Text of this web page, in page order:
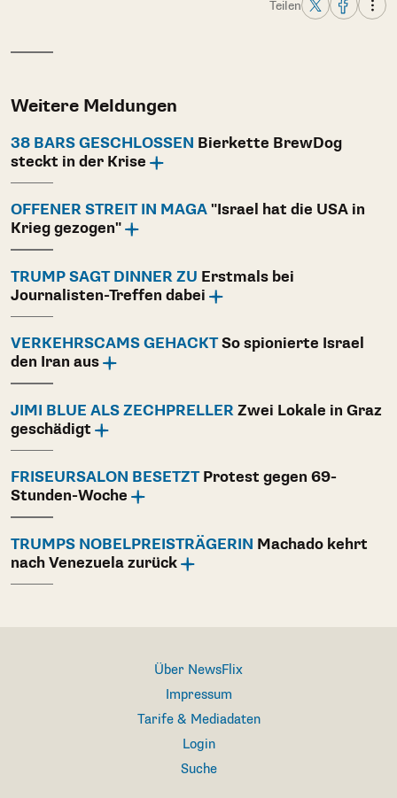
Teilen
Weitere Meldungen
38 BARS GESCHLOSSEN Bierkette BrewDog
steckt in der Krise
OFFENER STREIT IN MAGA "Israel hat die USA in
Krieg gezogen"
TRUMP SAGT DINNER ZU Erstmals bei
Journalisten-Treffen dabei
VERKEHRSCAMS GEHACKTSo spionierte Israel
den Iran aus
JIMI BLUE ALS ZECHPRELLER Zwei Lokale in Graz
geschädigt
FRISEURSALON BESETZTProtest gegen 69-
Stunden-Woche
TRUMPS NOBELPREISTRÄGERIN Machado kehrt
nach Venezuela zurück
Über NewsFlix
Impressum
Tarife & Mediadaten
Login
Suche